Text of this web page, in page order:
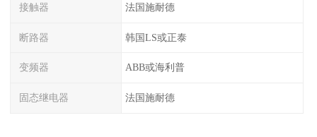
接触器 法国施耐德
断路器 韩国LS或正泰
变频器 ABB或海利普
固态继电器 法国施耐德